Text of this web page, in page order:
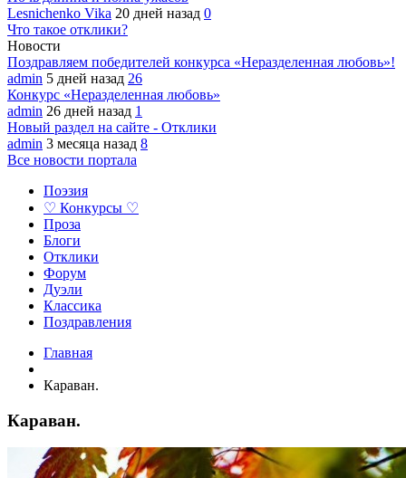
Lesnichenko Vika 20 дней назад 0
Что такое отклики?
Новости
Поздравляем победителей конкурса «Неразделенная любовь»!
admin 5 дней назад 26
Конкурс «Неразделенная любовь»
admin 26 дней назад 1
Новый раздел на сайте - Отклики
admin 3 месяца назад 8
Все новости портала
Поэзия
♡ Конкурсы ♡
Проза
Блоги
Отклики
Форум
Дуэли
Классика
Поздравления
Главная
Караван.
Караван.